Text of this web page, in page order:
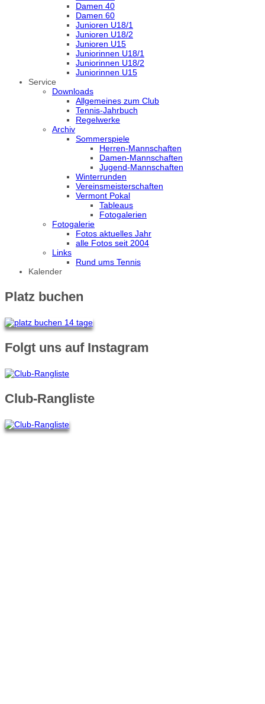
Damen 40
Damen 60
Junioren U18/1
Junioren U18/2
Junioren U15
Juniorinnen U18/1
Juniorinnen U18/2
Juniorinnen U15
Service
Downloads
Allgemeines zum Club
Tennis-Jahrbuch
Regelwerke
Archiv
Sommerspiele
Herren-Mannschaften
Damen-Mannschaften
Jugend-Mannschaften
Winterrunden
Vereinsmeisterschaften
Vermont Pokal
Tableaus
Fotogalerien
Fotogalerie
Fotos aktuelles Jahr
alle Fotos seit 2004
Links
Rund ums Tennis
Kalender
Platz buchen
Folgt uns auf Instagram
Club-Rangliste